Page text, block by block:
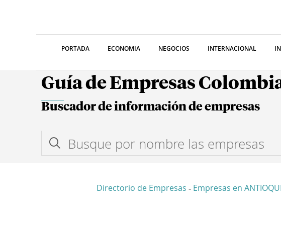
PORTADA ECONOMIA NEGOCIOS INTERNACIONAL
Guía de Empresas
Buscador de información de empresas
Directorio de Empresas - Empresas en